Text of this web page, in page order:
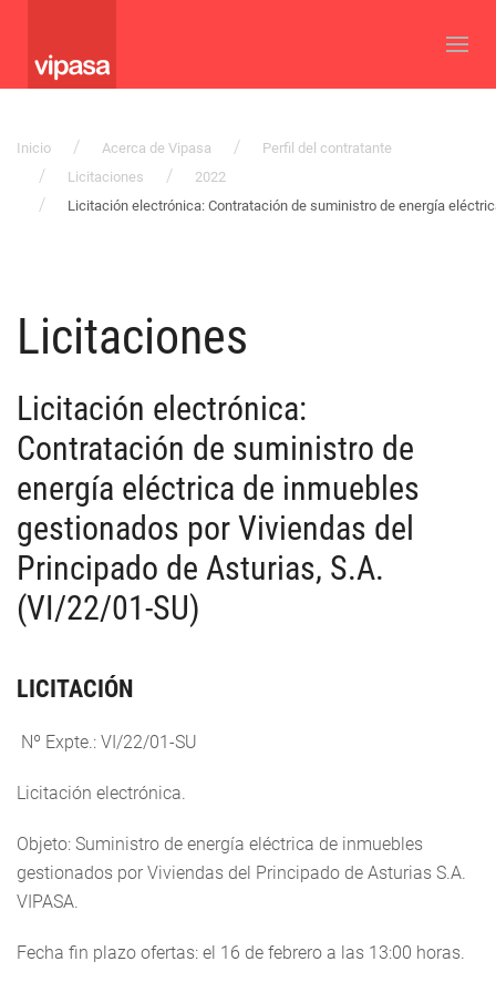
Inicio Acerca de Vipasa
Perfil del contratante
Licitaciones
2022
Licitación electrónica: Contratación de suministro de energía
Licitaciones
Licitación electrónica:
Contratación de suministro de
energía eléctrica de inmuebles
gestionados por Viviendas del
Principado de Asturias, S.A.
(VI/22/01-SU)
LICITACIÓN
Nº Expte.: VI/22/01-SU
Licitación electrónica.
Objeto: Suministro de energía eléctrica de inmuebles
gestionados por Viviendas del Principado de Asturias S.A.
VIPASA.
Fecha fin plazo ofertas: el 16 de febrero a las 13:00 horas.